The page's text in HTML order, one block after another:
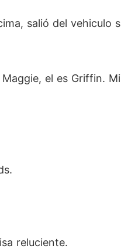
salió del vehiculo
el es Griffin.
reluciente.